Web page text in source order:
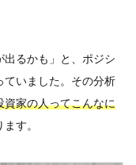
出るかも」と、ポジシ
ていました。その分析
家の人ってこんなに
す。